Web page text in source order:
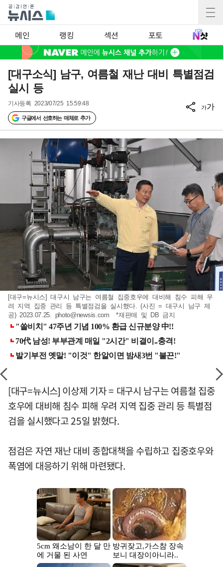
메인 랭킹 섹션 포토
[대구소식] 남구, 여름철 재난 대비 특별점검
실시 등
기사등록 2023/07/25 15:59:48
구글에서 선호하는 매체로 추가
가가
[대구=뉴시스] 대구시 남구는 여름철 집중호우에 대비해 침수 피해 우
려 지역 집중 관리 등 특별점검을 실시했다. (사진 = 대구시 남구 제
공) 2023.07.25. photo@newsis.com *재판매 및 DB 금지
[대구=뉴시스] 이상제 기자 = 대구시 남구는 여름철 집중
호우에 대비해 침수 피해 우려 지역 집중 관리 등 특별점
검을 실시했다고 25일 밝혔다.
점검은 자연 재난 대비 종합대책을 수립하고 집중호우와
폭염에 대응하기 위해 마련됐다.